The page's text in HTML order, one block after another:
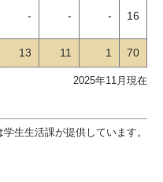
13 11 1 70
- - - 16
2025年11月現在
学生生活課が提供しています。